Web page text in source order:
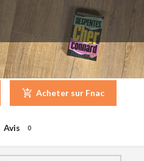
Despentes
Acheter sur Fnac
Avis 0